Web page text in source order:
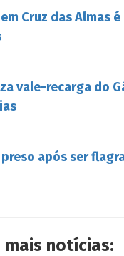
Cruz das Almas
vale-recarga do
preso após ser
mais notícias: